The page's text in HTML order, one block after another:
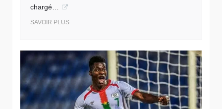
chargé…
SAVOIR PLUS
Crédit Photo Faso 7